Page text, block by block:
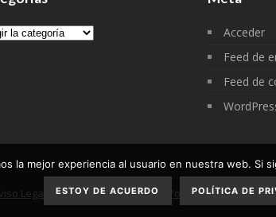
Acceder
Feed de
Feed de
Legal Política de privacidad Política de cookies
la mejor experiencia al usuario en nuestra web. Si
ESTOY DE ACUERDO POLÍTICA DE